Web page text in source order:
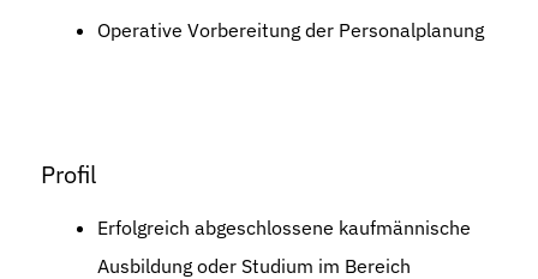
Operative Vorbereitung der Personalplanung
Profil
Erfolgreich abgeschlossene kaufmännische
Ausbildung oder Studium im Bereich